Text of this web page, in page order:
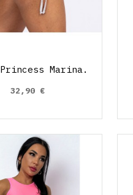
Marina.
32,90 €